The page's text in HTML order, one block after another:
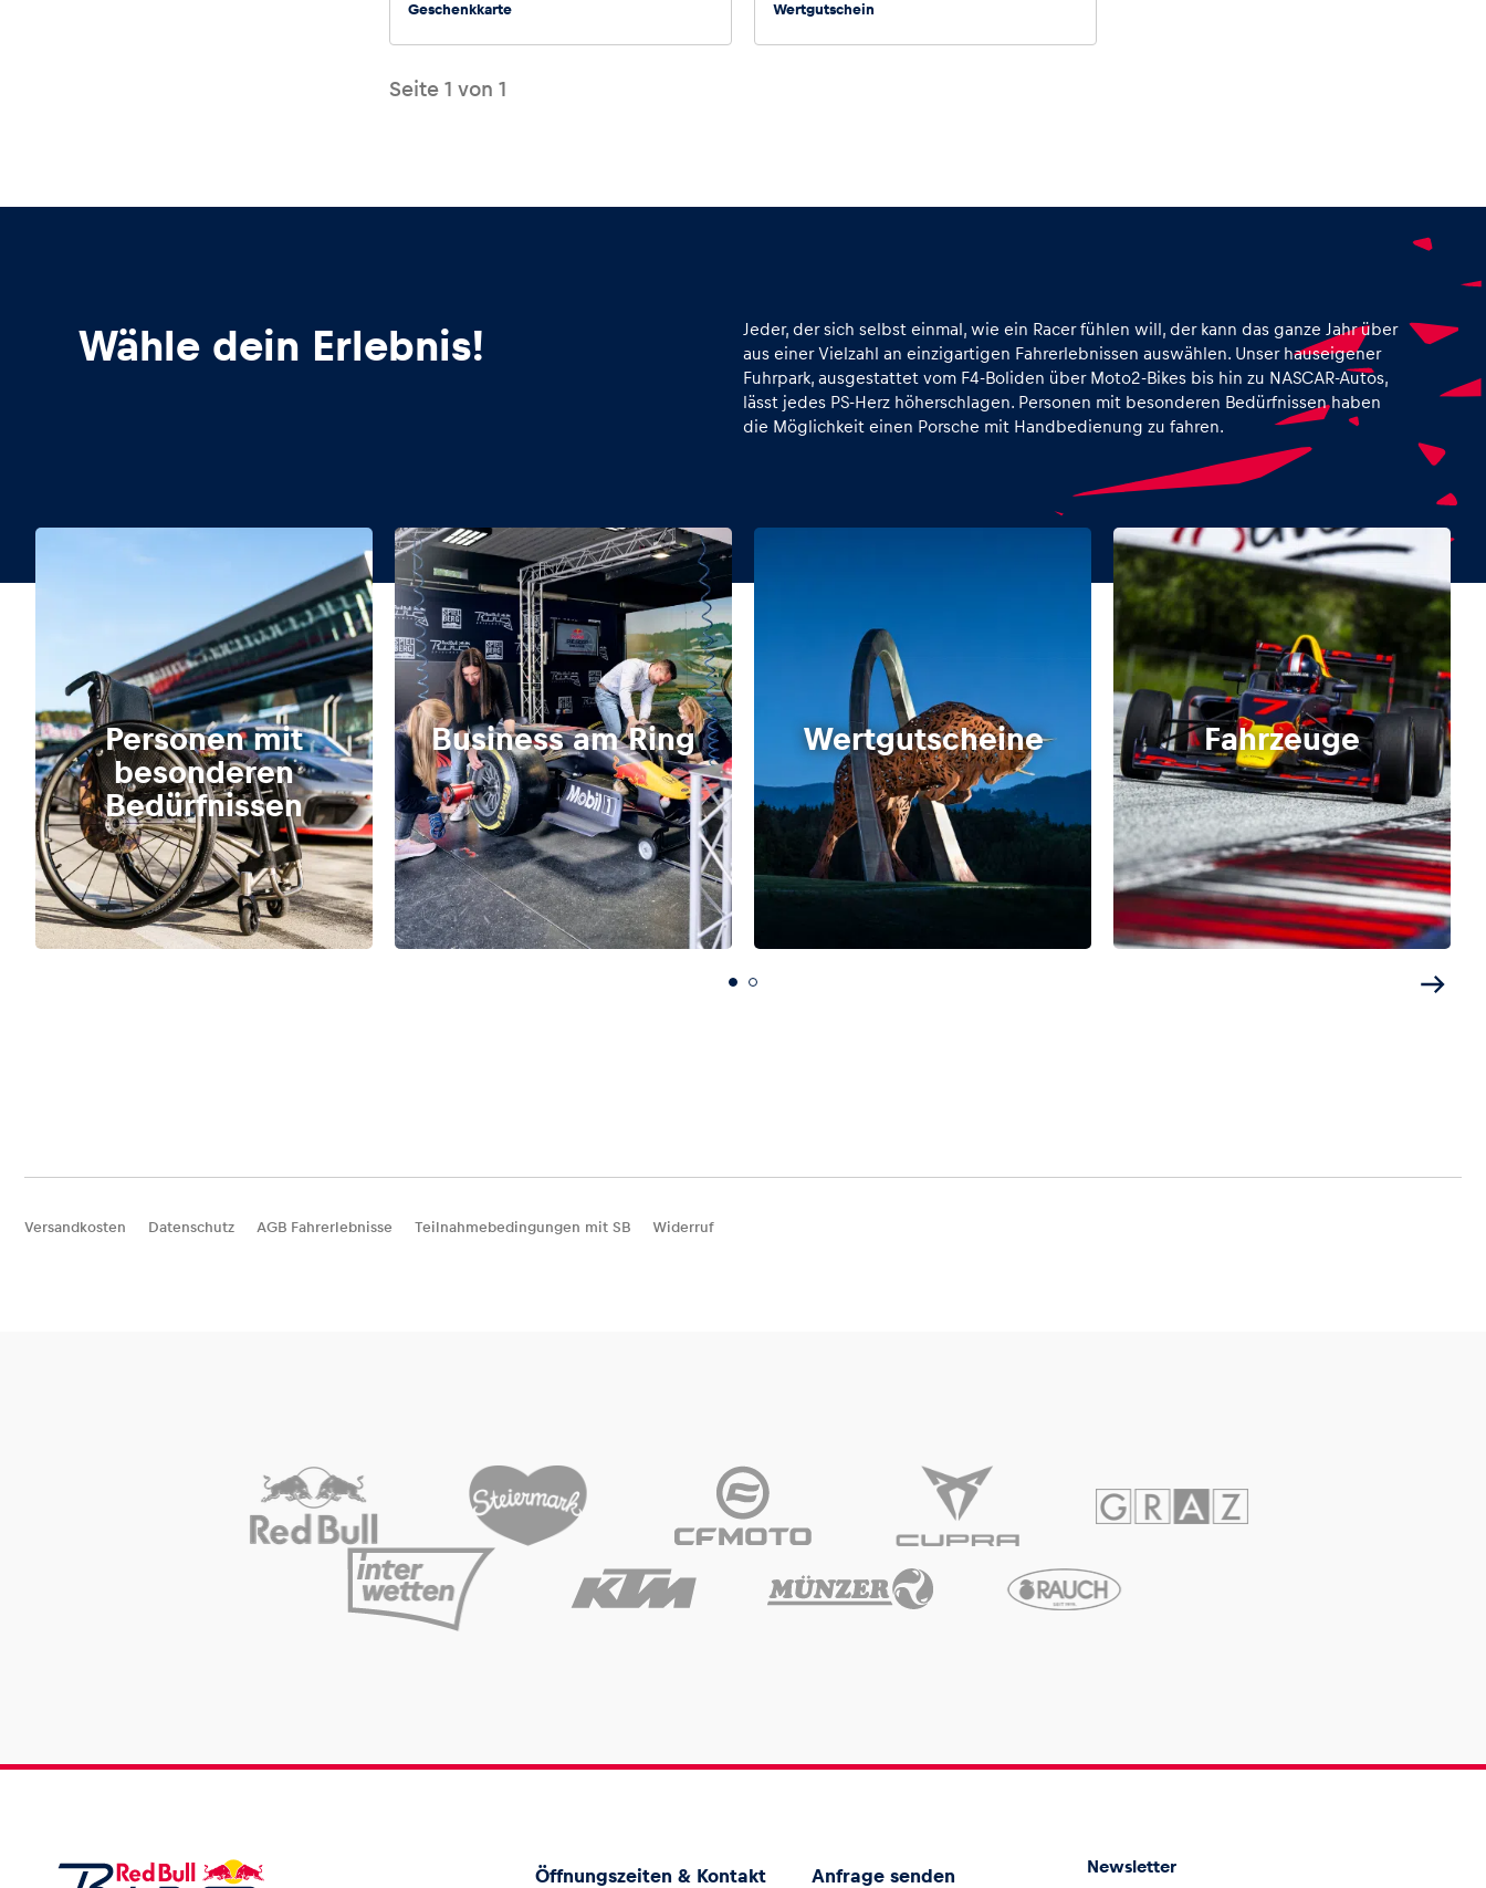
Business
Geschenkkarte Wertgutschein
Seite 1 von 1
Wähle dein Erlebnis!
Jeder, der sich selbst einmal, wie ein Racer fühlen will, der kann das ganze Jahr über
aus einer Vielzahl an einzigartigen Fahrerlebnissen auswählen. Unser hauseigener
Fuhrpark, ausgestattet vom F4-Boliden über Moto2-Bikes bis hin zu NASCAR-Autos,
lässt jedes PS-Herz höherschlagen. Personen mit besonderen Bedürfnissen haben
die Möglichkeit einen Porsche mit Handbedienung zu fahren.
Personen mit
besonderen
Bedürfnissen
Business am Ring Wertgutscheine Fahrzeuge
Versandkosten Datenschutz AGB Fahrerlebnisse Teilnahmebedingungen mit SB Widerruf
Öffnungszeiten & Kontakt Anfrage senden Newsletter